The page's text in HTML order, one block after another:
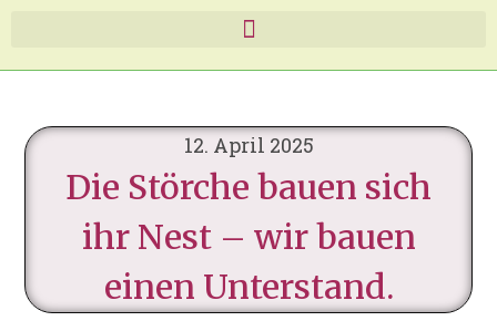
12. April 2025
Die Störche bauen sich
ihr Nest – wir bauen
einen Unterstand.